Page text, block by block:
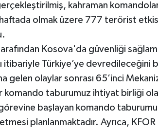
kahraman
olmak üzere 777 terörist
Kosova'da güvenliği
itibariyle Türkiye’ye devredileceğini
gelen olaylar sonrası 65’inci
komando taburumuz ihtiyat birliği
başlayan komando
planlanmaktadır. Ayrıca, KFOR